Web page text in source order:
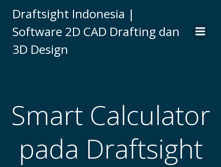
to
content
Draftsight Indonesia |
Software 2D CAD Drafting dan
3D Design
Smart Calculator
pada Draftsight